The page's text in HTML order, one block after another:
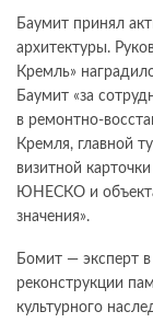
Баумит принял
архитектуры.
Кремль»
Баумит «за
в ремонтно-
Кремля, главной
визитной
ЮНЕСКО и объекта
значения».
Бомит — эксперт
реконструкции
культурного